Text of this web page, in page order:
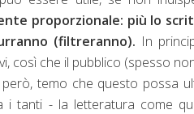
proporzionale: più lo
(filtreranno). In
così che il pubblico (spesso
però, temo che questo possa
i tanti - la letteratura come